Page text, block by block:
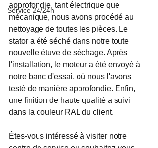
Service 24/24h
approfondie, tant électrique que
mécanique, nous avons procédé au
nettoyage de toutes les pièces. Le
stator a été séché dans notre toute
nouvelle étuve de séchage. Après
l'installation, le moteur a été envoyé à
notre banc d'essai, où nous l'avons
testé de manière approfondie. Enfin,
une finition de haute qualité a suivi
dans la couleur RAL du client.
Êtes-vous intéressé à visiter notre